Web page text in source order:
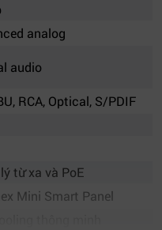
analog
audio
RCA, Optical, S/PDIF
từ xa và PoE
Mini Smart Panel